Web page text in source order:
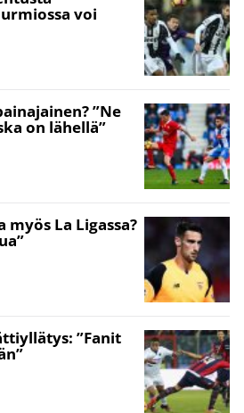
voi
”Ne
on lähellä”
La Ligassa?
”Fanit